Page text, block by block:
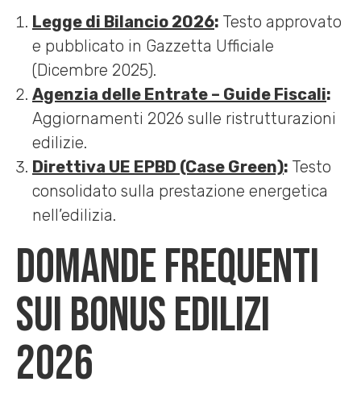
Legge di Bilancio 2026: Testo approvato
e pubblicato in Gazzetta Ufficiale
(Dicembre 2025).
Agenzia delle Entrate – Guide Fiscali:
Aggiornamenti 2026 sulle ristrutturazioni
edilizie.
Direttiva UE EPBD (Case Green): Testo
consolidato sulla prestazione energetica
nell’edilizia.
Domande frequenti
sui bonus edilizi
2026